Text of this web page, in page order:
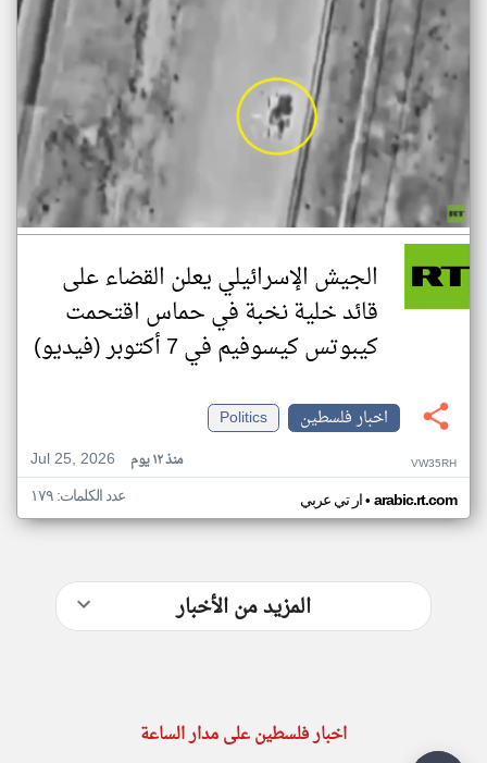
الجيش الإسرائيلي يعلن القضاء على
قائد خلية نخبة في حماس اقتحمت
كيبوتس كيسوفيم في 7 أكتوبر (فيديو)
اخبار فلسطين
Politics
Jul 25, 2026
منذ ١٢ يوم VW35RH
ار تي عربي• arabic.rt.com عدد الكلمات: ١٧٩
المزيد من الأخبار
اخبار فلسطين على مدار الساعة